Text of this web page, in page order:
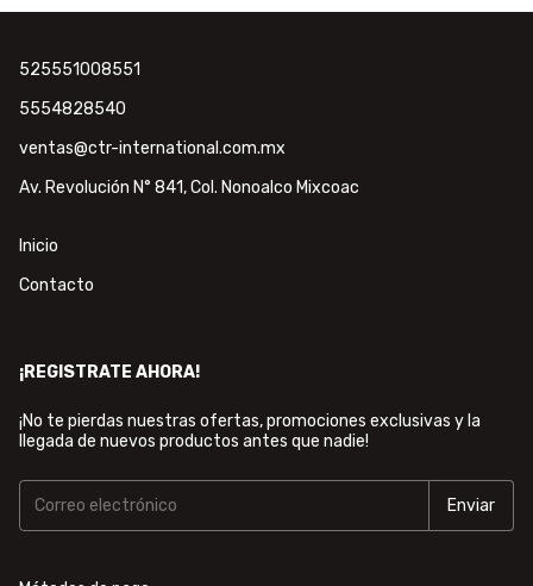
525551008551
5554828540
ventas@ctr-international.com.mx
Av. Revolución N° 841, Col. Nonoalco Mixcoac
Inicio
Contacto
¡REGISTRATE AHORA!
¡No te pierdas nuestras ofertas, promociones exclusivas y la
llegada de nuevos productos antes que nadie!